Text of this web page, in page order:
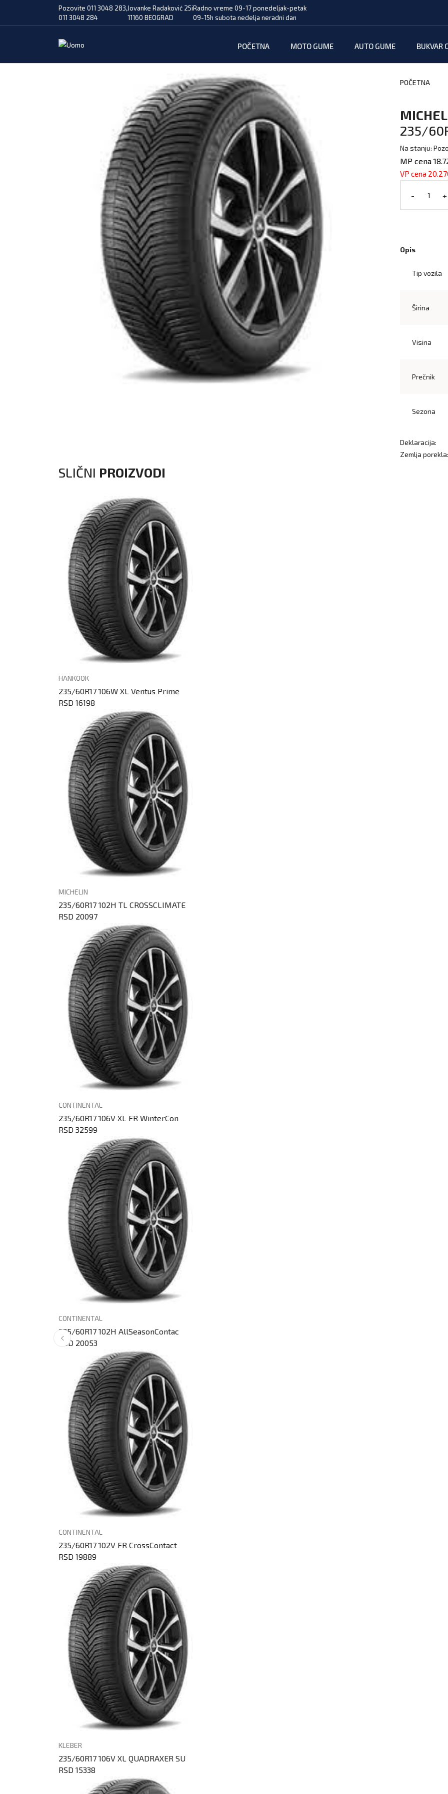
Pozovite 011 3048 283,
011 3048 284
Jovanke Radaković 25i
11160 BEOGRAD
Radno vreme 09-17 ponedeljak-petak
09-15h subota nedelja neradni dan
POČETNA MOTO GUME AUTO GUME BUKVAR
POČETNA
235/
Na stanju:
MP cena
VP cena
- +
Opis
Tip vozila
Širina
Visina
Prečnik
Sezona
Deklaracija:
Zemlja
SLIČNI PROIZVODI
HANKOOK
235/60R17 106W XL Ventus Prime
RSD 16198
MICHELIN
235/60R17 102H TL CROSSCLIMATE
RSD 20097
CONTINENTAL
235/60R17 106V XL FR WinterCon
RSD 32599
CONTINENTAL
235/60R17 102H AllSeasonContac
RSD 20053
CONTINENTAL
235/60R17 102V FR CrossContact
RSD 19889
KLEBER
235/60R17 106V XL QUADRAXER SU
RSD 15338